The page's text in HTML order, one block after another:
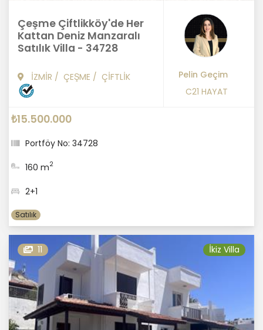
Çeşme Çiftlikköy'de Her
Kattan Deniz Manzaralı
Satılık Villa - 34728
İZMİR / ÇEŞME / ÇİFTLİK
Pelin Geçim
C21 HAYAT
₺15.500.000
Portföy No: 34728
160 m2
2+1
Satılık
11 İkiz Villa